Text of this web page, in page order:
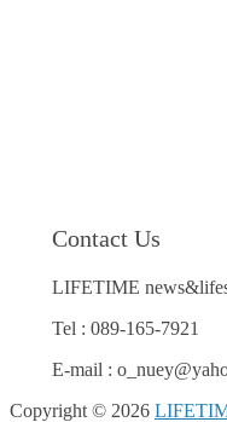
Contact Us
LIFETIME
Tel : 089-165-7921
E-mail :
Copyright © 2026